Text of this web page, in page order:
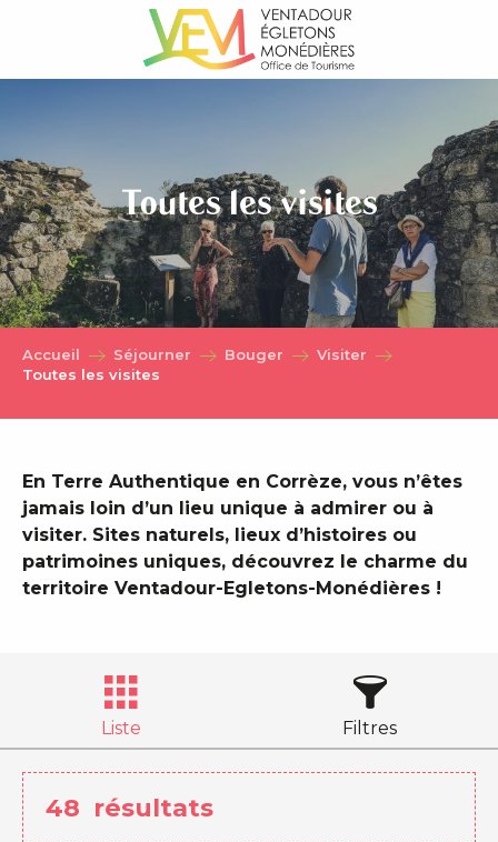
Toutes les visites
Accueil Séjourner Bouger
Visiter
Toutes les visites
En Terre Authentique en Corrèze, vous n’êtes
jamais loin d’un lieu unique à admirer ou à
visiter. Sites naturels, lieux d’histoires ou
patrimoines uniques, découvrez le charme du
territoire Ventadour-Egletons-Monédières !
Liste Filtres
48 résultats